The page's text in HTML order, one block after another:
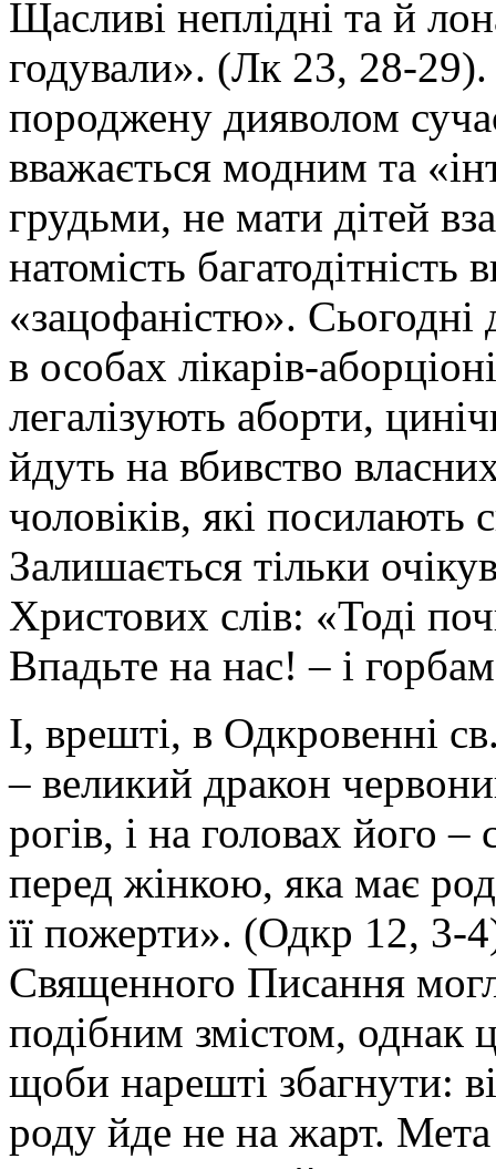
Щасливі неплідні та й
годували». (Лк 23, 28-
породжену дияволом
вважається модним та
грудьми, не мати дітей
натомість багатодітність
«зацофаністю». Сьогодні
в особах лікарів-
легалізують аборти,
йдуть на вбивство
чоловіків, які посилають
Залишається тільки
Христових слів: «Тоді
Впадьте на нас! – і
І, врешті, в Одкровенні
– великий дракон
рогів, і на головах його –
перед жінкою, яка має
її пожерти». (Одкр 12, 3-
Священного Писання
подібним змістом, однак
щоби нарешті збагнути:
роду йде не на жарт. Мета